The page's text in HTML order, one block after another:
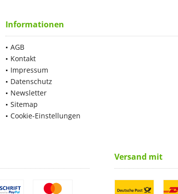
Informationen
AGB
Kontakt
Impressum
Datenschutz
Newsletter
Sitemap
Cookie-Einstellungen
Versand mit